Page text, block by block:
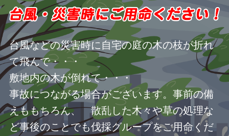
台風などの災害時に自宅の庭の木の枝が折れ
て飛んで・・・
敷地内の木が倒れて・・・
事故につながる場合がございます。事前の備
えももちろん、 散乱した木々や草の処理な
ど事後のことでも伐採グループをご用命くだ